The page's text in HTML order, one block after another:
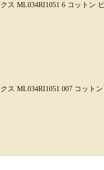
ス ML034RI1051 6 コットン
ス ML034RI1051 007 コット